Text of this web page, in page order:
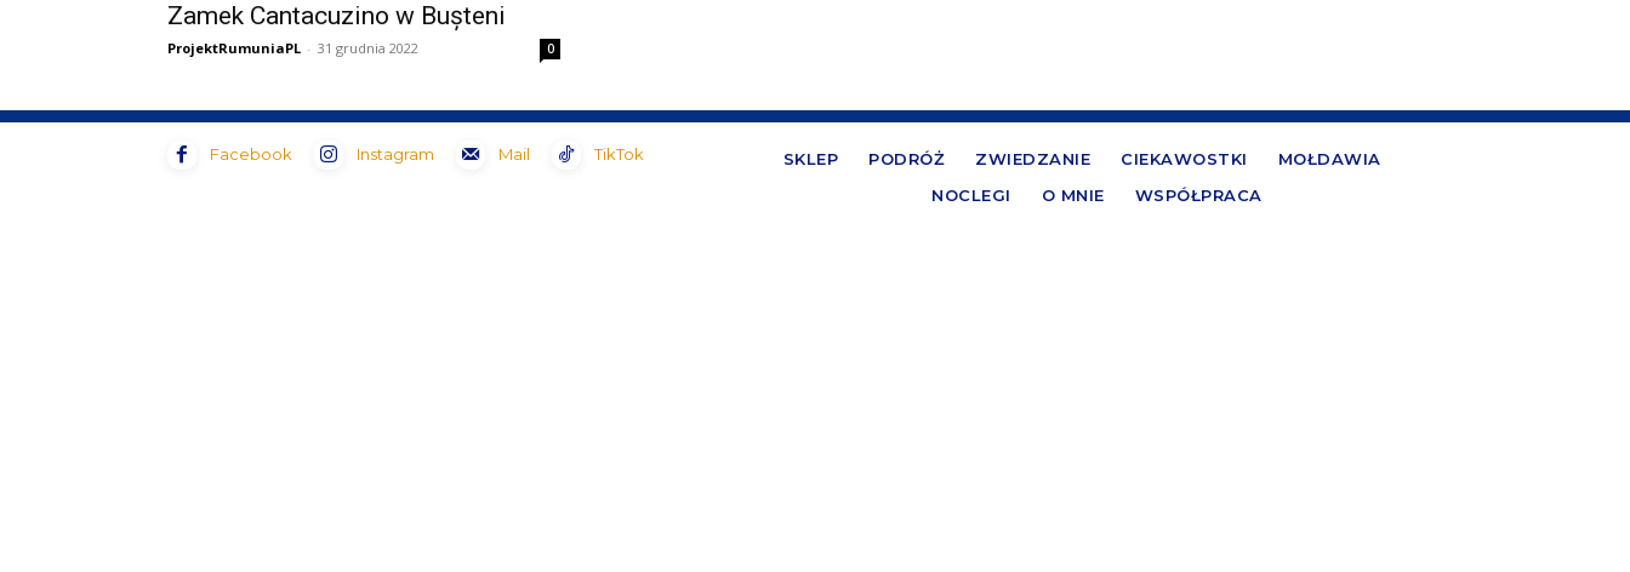
Zamek Cantacuzino w Bușteni
ProjektRumuniaPL - 31 grudnia 2022 0
Facebook Instagram Mail TikTok SKLEP PODRÓŻ ZWIEDZANIE CIEKAWOSTKI
MOŁDAWIA
NOCLEGI
O MNIE WSPÓŁPRACA